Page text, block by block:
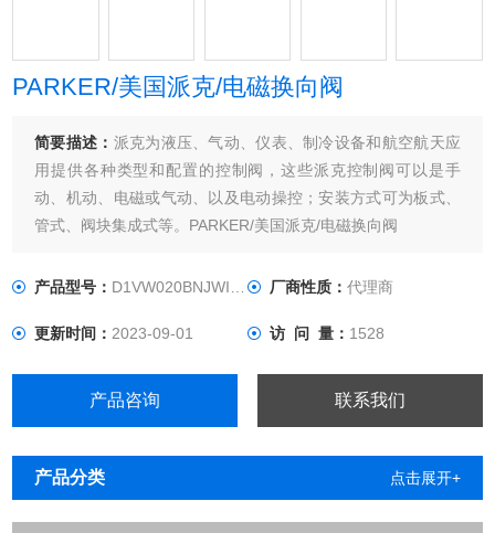
PARKER/美国派克/电磁换向阀
简要描述： 派克为液压、气动、仪表、制冷设备和航空航天应
用提供各种类型和配置的控制阀，这些派克控制阀可以是手
动、机动、电磁或气动、以及电动操控；安装方式可为板式、
管式、阀块集成式等。PARKER/美国派克/电磁换向阀
产品型号： D1VW020BNJWI5N91 厂商性质： 代理商
更新时间：2023-09-01 访 问 量： 1528
产品咨询 联系我们
产品分类 点击展开+